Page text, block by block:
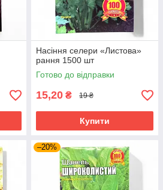
Насіння селери «Листова»
рання 1500 шт
Готово до відправки
15,20 ₴ 19 ₴
Купити
–20%